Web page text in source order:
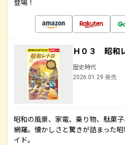
登場！
Ｈ０３ 昭和
歴史時代
2026.01.29 発売
昭和の風景、家電、乗り物、駄菓
網羅。懐かしさと驚きが詰まった
イド。